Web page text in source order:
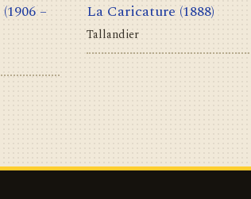
(1906 –
La Caricature (1888)
Tallandier